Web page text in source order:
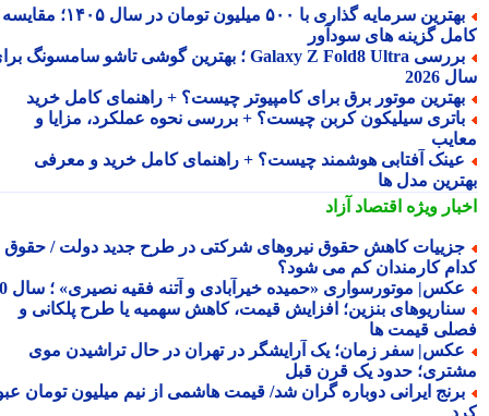
بهترین سرمایه گذاری با ۵۰۰ میلیون تومان در سال ۱۴۰۵؛ مقایسه
گزینه های سودآور
بررسی Galaxy Z Fold8 Ultra ؛ بهترین گوشی تاشو سامسونگ برای
2026
موتور برق برای کامپیوتر چیست؟ + راهنمای کامل خرید
سیلیکون کربن چیست؟ + بررسی نحوه عملکرد، مزایا و
آفتابی هوشمند چیست؟ + راهنمای کامل خرید و معرفی
مدل ها
ویژهاقتصاد آزاد
کاهش حقوق نیروهای شرکتی در طرح جدید دولت / حقوق
کارمندان کم می شود؟
موتورسواری «حمیده خیرآبادی و آتنه فقیه نصیری» ؛ سال 70
بنزین؛ افزایش قیمت، کاهش سهمیه یا طرح پلکانی و
قیمت ها
سفر زمان؛ یک آرایشگر در تهران در حال تراشیدن موی
حدود یک قرن قبل
ایرانی دوباره گران شد/ قیمت هاشمی از نیم میلیون تومان عبور